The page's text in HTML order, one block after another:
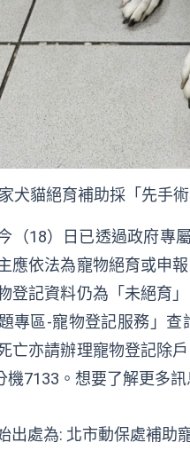
犬貓絕育補助採「先手
（18）日已透過政府專
應依法為寵物絕育或申
登記資料仍為「未絕育
專區-寵物登記服務」
亡亦請辦理寵物登記除
機7133。想要了解更多
出處為: 北市動保處補助